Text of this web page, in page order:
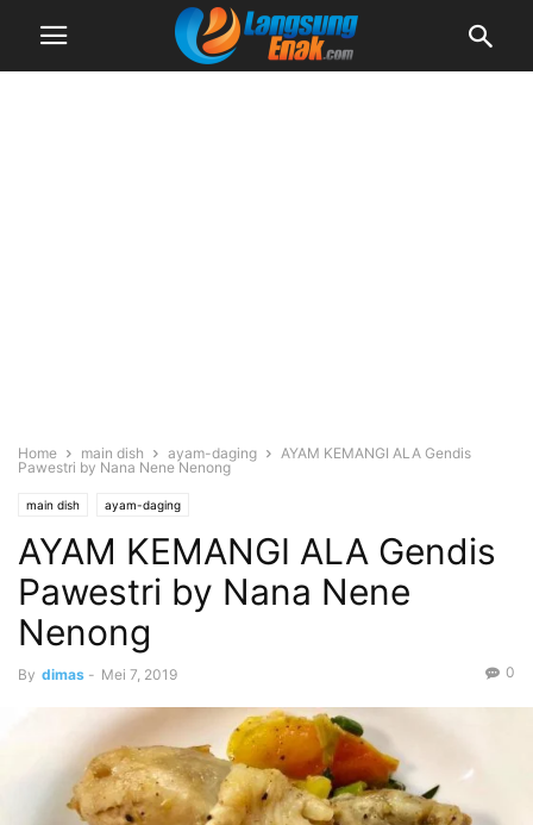
Home main dish ayam-daging
AYAM KEMANGI ALA Gendis
Pawestri by Nana Nene Nenong
main dish ayam-daging
AYAM KEMANGI ALA Gendis
Pawestri by Nana Nene
Nenong
By dimas - Mei 7, 2019 0